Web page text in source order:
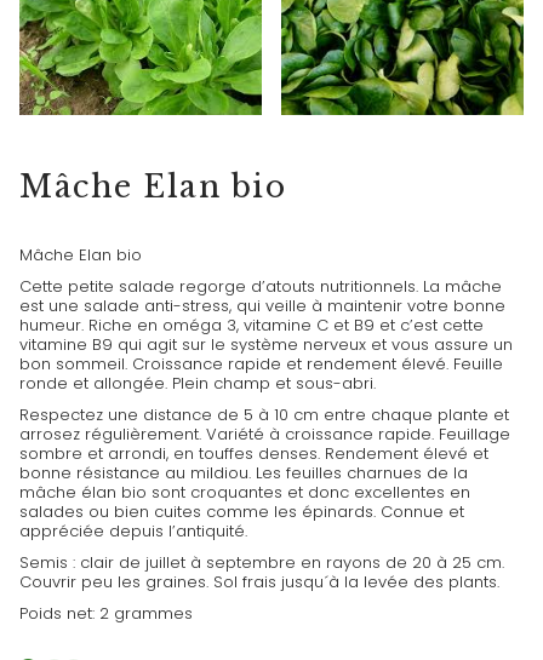
Mâche Elan bio
Mâche Elan bio
Cette petite salade regorge d’atouts nutritionnels. La mâche
est une salade anti-stress, qui veille à maintenir votre bonne
humeur. Riche en oméga 3, vitamine C et B9 et c’est cette
vitamine B9 qui agit sur le système nerveux et vous assure un
bon sommeil. Croissance rapide et rendement élevé. Feuille
ronde et allongée. Plein champ et sous-abri.
Respectez une distance de 5 à 10 cm entre chaque plante et
arrosez régulièrement. Variété à croissance rapide. Feuillage
sombre et arrondi, en touffes denses. Rendement élevé et
bonne résistance au mildiou. Les feuilles charnues de la
mâche élan bio sont croquantes et donc excellentes en
salades ou bien cuites comme les épinards. Connue et
appréciée depuis l’antiquité.
Semis : clair de juillet à septembre en rayons de 20 à 25 cm.
Couvrir peu les graines. Sol frais jusqu´à la levée des plants.
Poids net: 2 grammes